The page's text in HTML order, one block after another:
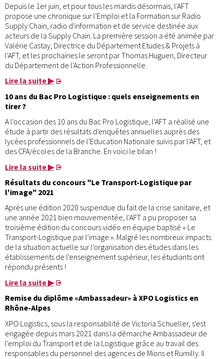
Depuis le 1er juin, et pour tous les mardis désormais, l'AFT
propose une chronique sur l'Emploi et la Formation sur Radio
Supply Chain, radio d'information et de service destinée aux
acteurs de la Supply Chain. La première session a été animée par
Valérie Castay, Directrice du Département Etudes & Projets à
l'AFT, et les prochaines le seront par Thomas Huguen, Directeur
du Département de l'Action Professionnelle.
Lire la suite ▶
10 ans du Bac Pro Logistique : quels enseignements en
tirer ?
A l'occasion des 10 ans du Bac Pro Logistique, l'AFT a réalisé une
étude à partir des résultats d'enquêtes annuelles auprès des
lycées professionnels de l'Education Nationale suivis par l'AFT, et
des CFA/écoles de la Branche. En voici le bilan !
Lire la suite ▶
Résultats du concours "Le Transport-Logistique par
l'image" 2021
Après une édition 2020 suspendue du fait de la crise sanitaire, et
une année 2021 bien mouvementée, l'AFT a pu proposer sa
troisième édition du concours vidéo en équipe baptisé « Le
Transport-Logistique par l'image ». Malgré les nombreux impacts
de la situation actuelle sur l'organisation des études dans les
établissements de l'enseignement supérieur, les étudiants ont
répondu présents !
Lire la suite ▶
Remise du diplôme «Ambassadeur» à XPO Logistics en
Rhône-Alpes
XPO Logistics, sous la responsabilité de Victoria Schueller, s'est
engagée depuis mars 2021 dans la démarche Ambassadeur de
l'emploi du Transport et de la Logistique grâce au travail des
responsables du personnel des agences de Mions et Rumilly. Il